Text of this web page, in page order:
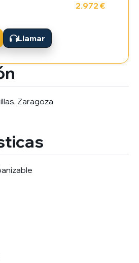
Zaragoza
2.972 €
Llamar